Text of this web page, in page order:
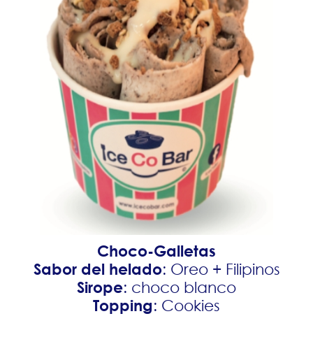
Choco-Galletas
Sabor del helado: Oreo + Filipinos
Sirope: choco blanco
Topping: Cookies